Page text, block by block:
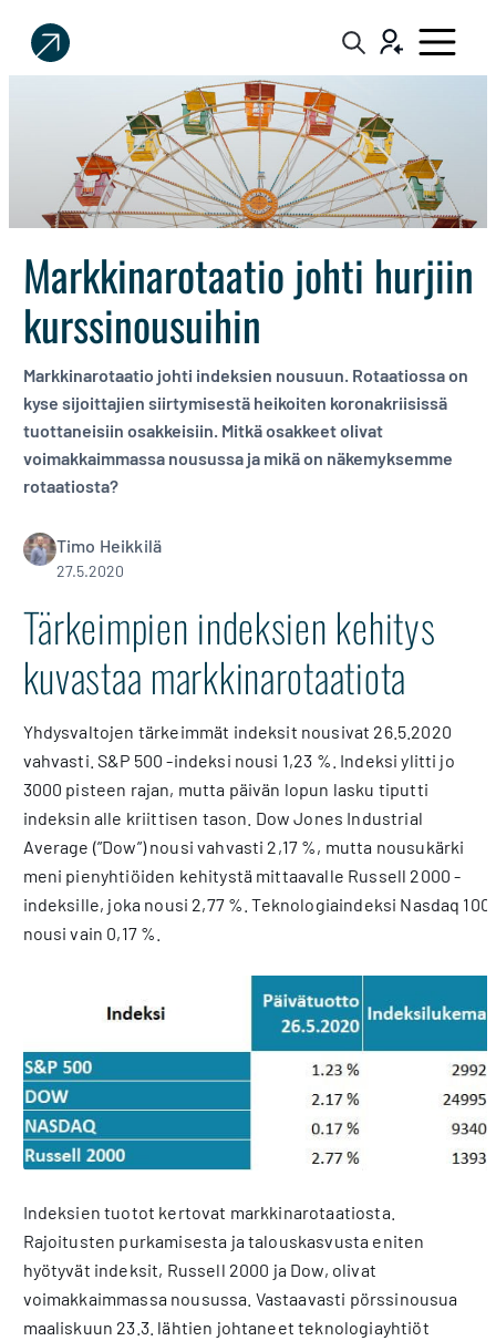
Sijoittaja.fi
Tee
sijoituspäätöksiä
Markkinarotaatio johti hurjiin
kurssinousuihin
Markkinarotaatio johti indeksien nousuun. Rotaatiossa on
kyse sijoittajien siirtymisestä heikoiten koronakriisissä
tuottaneisiin osakkeisiin. Mitkä osakkeet olivat
voimakkaimmassa nousussa ja mikä on näkemyksemme
rotaatiosta?
Timo Heikkilä
27.5.2020
Tärkeimpien indeksien kehitys
kuvastaa markkinarotaatiota
Yhdysvaltojen tärkeimmät indeksit nousivat 26.5.2020
vahvasti. S&P 500 -indeksi nousi 1,23 %. Indeksi ylitti jo
3000 pisteen rajan, mutta päivän lopun lasku tiputti
indeksin alle kriittisen tason. Dow Jones Industrial
Average (”Dow”) nousi vahvasti 2,17 %, mutta nousukärki
meni pienyhtiöiden kehitystä mittaavalle Russell 2000 -
indeksille, joka nousi 2,77 %. Teknologiaindeksi Nasdaq 100
nousi vain 0,17 %.
Indeksien tuotot kertovat markkinarotaatiosta.
Rajoitusten purkamisesta ja talouskasvusta eniten
hyötyvät indeksit, Russell 2000 ja Dow, olivat
voimakkaimmassa nousussa. Vastaavasti pörssinousua
maaliskuun 23.3. lähtien johtaneet teknologiayhtiöt